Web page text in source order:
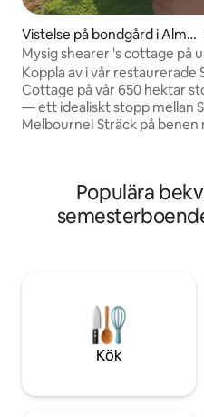
Vistelse på bondgård i Alma
Park
Mysig shearer 's cottage på
fårfastighet.
Koppla av i vår restaurerade
Cottage på vår 650 hektar
— ett idealiskt stopp mellan
Melbourne! Sträck på benen
Albury, centralt till
med pittoreska butiker,
pubar. FRUKOST ÄGG,
månader) Spjälsäng och
tillgänglig på begäran.
Populära
Kök